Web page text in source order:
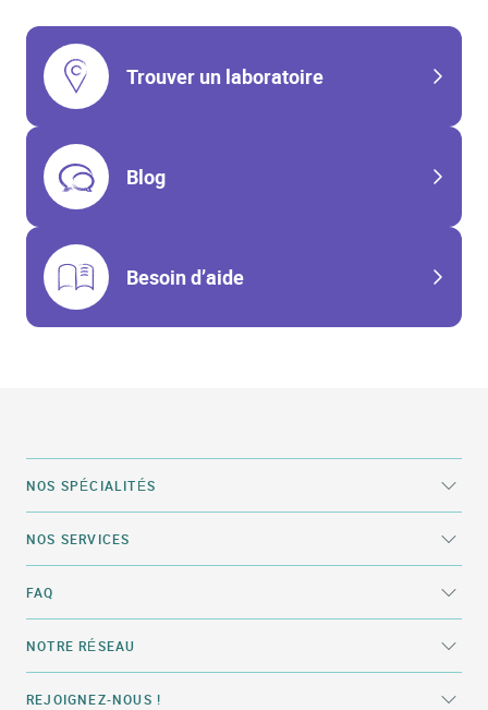
Trouver un laboratoire
Blog
Besoin d’aide
NOS SPÉCIALITÉS
NOS SERVICES
FAQ
NOTRE RÉSEAU
REJOIGNEZ-NOUS !